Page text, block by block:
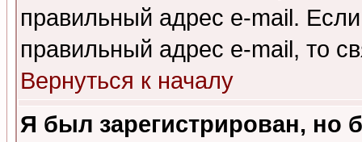
правильный адрес e-mail.
правильный адрес e-mail, то
Вернуться к началу
Я был зарегистрирован, но